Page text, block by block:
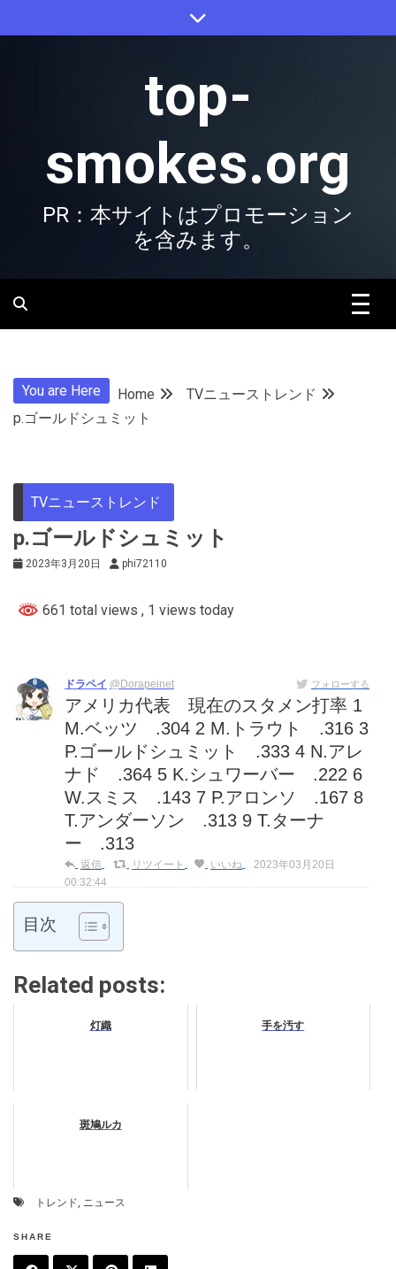
to
top-
smokes.org
PR：本サイトはプロモーション
を含みます。
You are Here Home
TVニューストレンド
p.ゴールドシュミット
TVニューストレンド
p.ゴールドシュミット
2023年3月20日 phi72110
661 total views , 1 views today
ドラペイ @Dorapeinet フォローする
アメリカ代表 現在のスタメン打率 1
M.ベッツ .304 2 M.トラウト .316 3
P.ゴールドシュミット .333 4 N.アレ
ナド .364 5 K.シュワーバー .222 6
W.スミス .143 7 P.アロンソ .167 8
T.アンダーソン .313 9 T.ターナ
ー .313
返信 リツイート いいね
2023年03月20日
00:32:44
目次
Related posts:
灯織 手を汚す
斑鳩ルカ
トレンド, ニュース
SHARE